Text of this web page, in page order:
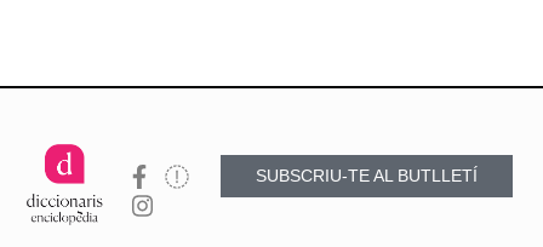
SUBSCRIU-TE AL BUTLLETÍ